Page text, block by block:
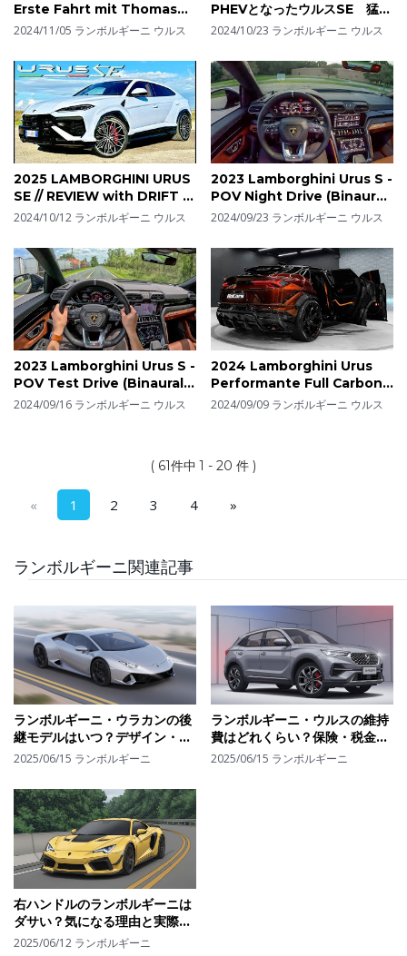
Erste Fahrt mit Thomas
Geiger
2024/11/05 ランボルギーニ ウルス
PHEVとなったウルスSE 猛々
しさと従順さを併せもつ CG
ます
2024/10/23 ランボルギーニ ウルス
2025 LAMBORGHINI URUS
SE // REVIEW with DRIFT &
DIRT road!
2024/10/12 ランボルギーニ ウルス
2023 Lamborghini Urus S -
POV Night Drive (Binaural
Audio)
2024/09/23 ランボルギーニ ウルス
2023 Lamborghini Urus S -
POV Test Drive (Binaural
Audio)
2024/09/16 ランボルギーニ ウルス
2024 Lamborghini Urus
Performante Full Carbon
by TopCar Design
2024/09/09 ランボルギーニ ウルス
( 61件中 1 - 20 件 )
« 1 2 3 4 »
ランボルギーニ関連記事
ランボルギーニ・ウラカンの後
継モデルはいつ？デザイン・ス
ペック予想と注目の電動化動向
2025/06/15 ランボルギーニ
ランボルギーニ・ウルスの維持
費はどれくらい？保険・税金・
タイヤ交換までリアルなコスト
2025/06/15 ランボルギーニ
右ハンドルのランボルギーニは
ダサい？気になる理由と実際に
選ぶ人の傾向を解説
2025/06/12 ランボルギーニ